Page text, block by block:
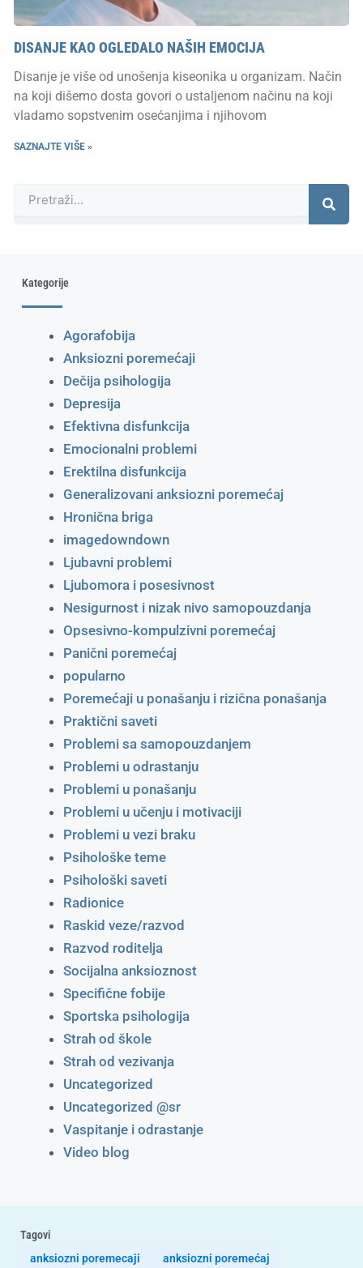
DISANJE KAO OGLEDALO NAŠIH EMOCIJA
Disanje je više od unošenja kiseonika u organizam. Način
na koji dišemo dosta govori o ustaljenom načinu na koji
vladamo sopstvenim osećanjima i njihovom
SAZNAJTE VIŠE »
Kategorije
Agorafobija
Anksiozni poremećaji
Dečija psihologija
Depresija
Efektivna disfunkcija
Emocionalni problemi
Erektilna disfunkcija
Generalizovani anksiozni poremećaj
Hronična briga
imagedowndown
Ljubavni problemi
Ljubomora i posesivnost
Nesigurnost i nizak nivo samopouzdanja
Opsesivno-kompulzivni poremećaj
Panični poremećaj
popularno
Poremećaji u ponašanju i rizična ponašanja
Praktični saveti
Problemi sa samopouzdanjem
Problemi u odrastanju
Problemi u ponašanju
Problemi u učenju i motivaciji
Problemi u vezi braku
Psihološke teme
Psihološki saveti
Radionice
Raskid veze/razvod
Razvod roditelja
Socijalna anksioznost
Specifične fobije
Sportska psihologija
Strah od škole
Strah od vezivanja
Uncategorized
Uncategorized @sr
Vaspitanje i odrastanje
Video blog
Tagovi
anksiozni poremecaji
anksiozni poremećaj